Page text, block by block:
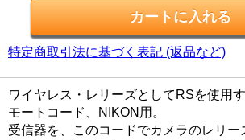
特定商取引法に基づく表記 (返品など)
ワイヤレス・レリーズとしてRSを使用
モートコード、NIKON用。
受信器を、このコードでカメラのレリー